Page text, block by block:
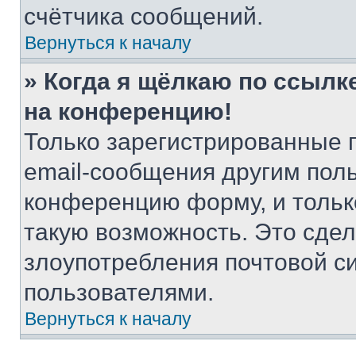
счётчика сообщений.
Вернуться к началу
» Когда я щёлкаю по
на конференцию!
Только зарегистрированные
email-сообщения другим
конференцию форму, и
такую возможность. Это
злоупотребления почтовой
пользователями.
Вернуться к началу